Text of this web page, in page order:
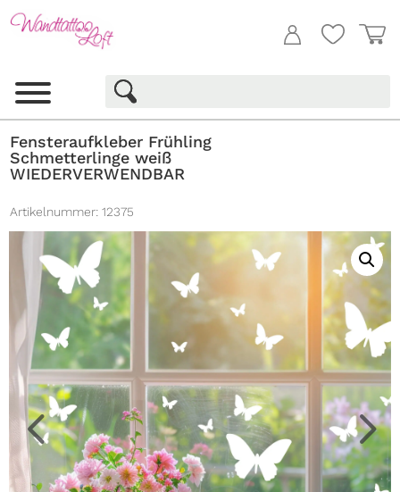
Fensteraufkleber Frühling
Schmetterlinge weiß
WIEDERVERWENDBAR
Artikelnummer: 12375